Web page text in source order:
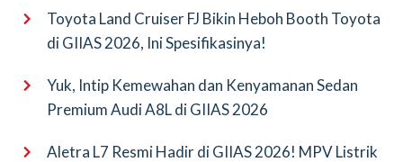
Toyota Land Cruiser FJ Bikin Heboh Booth Toyota
di GIIAS 2026, Ini Spesifikasinya!
Yuk, Intip Kemewahan dan Kenyamanan Sedan
Premium Audi A8L di GIIAS 2026
Aletra L7 Resmi Hadir di GIIAS 2026! MPV Listrik